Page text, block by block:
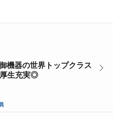
機器の世界トップクラス
生充実◎